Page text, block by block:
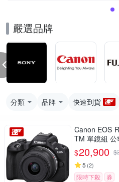
嚴選品牌
分類 品牌 快速到貨
Canon EOS
TM 單鏡組 公
$20,900 $
5 (2)
限時下殺 券